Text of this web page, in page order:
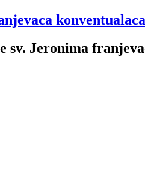
konventualaca
Jeronima